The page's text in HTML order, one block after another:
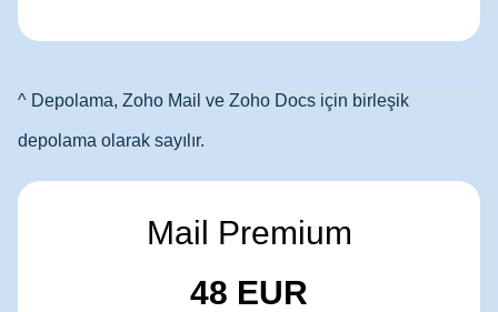
^ Depolama, Zoho Mail ve Zoho Docs için birleşik
depolama olarak sayılır.
Mail Premium
48 EUR